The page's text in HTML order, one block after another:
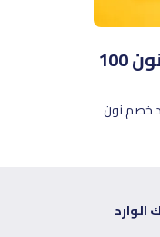
أفضل منتجات تيفال مع كود خصم نون 100
خصم نون